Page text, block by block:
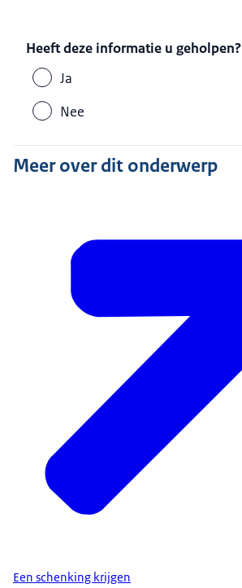
Heeft deze informatie u geholpen?
Ja
Nee
Meer over dit onderwerp
Een schenking krijgen